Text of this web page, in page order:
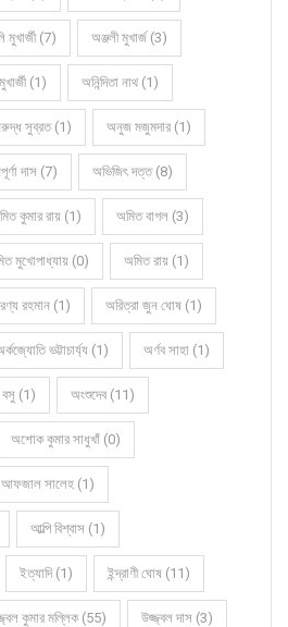
মুখার্জী (7) অঞ্জলী মুখার্জ (3)
(1) অনিন্দিতা নাথ (1)
সুব্রত (1) অনুজ মজুমদার (1)
দাস (7) অভিজিৎ দত্ত (8)
কুমার রায় (1) অমিত বাগল (3)
মুখোপাধ্যায় (0) অমিত রায় (1)
রহমান (1) অরিত্রা জুন ঘোষ (1)
ভট্টাচার্য্য (1) অর্ণব সাহা (1)
বসু (1) অংশুদেব (11)
অশোক কুমার সাধুখাঁ (0)
সালেহ (1)
আল্পি বিশ্বাস (1)
ইত্যাদি (1) ইন্দ্রাণী ঘোষ (11)
কুমার মল্লিক (55) উজ্জ্বল দাস (3)